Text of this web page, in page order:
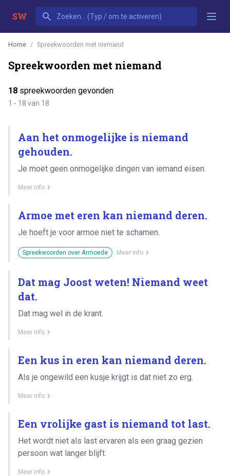
SW
Home Spreekwoorden met niemand
Spreekwoorden met niemand
18 spreekwoorden gevonden
1 - 18 van 18
Aan het onmogelijke is niemand
gehouden.
Je moet geen onmogelijke dingen van iemand eisen.
Meer info
Armoe met eren kan niemand deren.
Je hoeft je voor armoe niet te schamen.
Spreekwoorden over Armoede Meer info
Dat mag Joost weten! Niemand weet
dat.
Dat mag wel in de krant.
Meer info
Een kus in eren kan niemand deren.
Als je ongewild een kusje krijgt is dat niet zo erg.
Meer info
Een vrolijke gast is niemand tot last.
Het wordt niet als last ervaren als een graag gezien
persoon wat langer blijft.
Meer info